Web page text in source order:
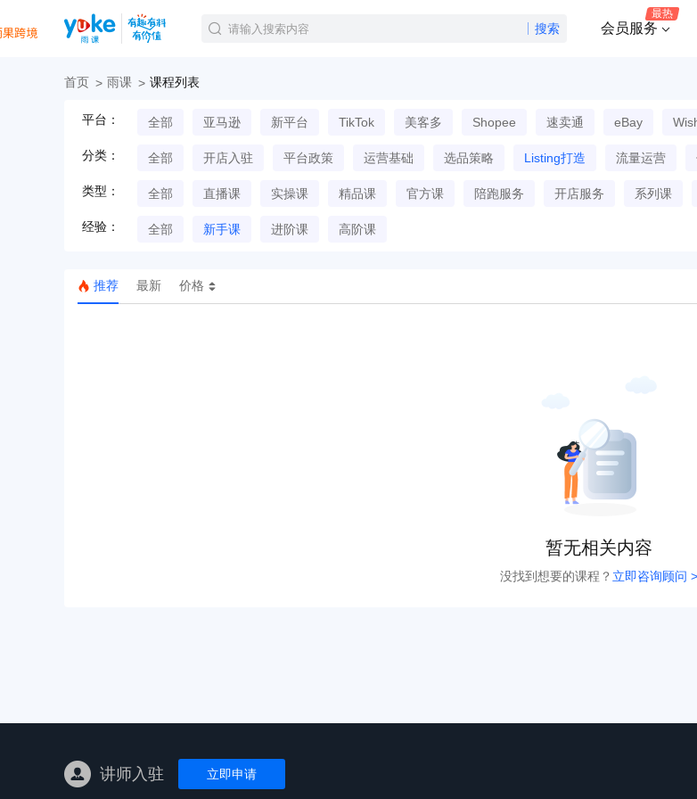
搜索 会员服务
最热
首页 雨课 课程列表
平台： 全部 亚马逊 新平台 TikTok 美客多 Shopee 速卖通 eBay
分类： 全部 开店入驻 平台政策 运营基础 选品策略 Listing打造 流量运营
类型： 全部 直播课 实操课 精品课 官方课 陪跑服务 开店服务 系列课
经验： 全部 新手课 进阶课 高阶课
推荐 最新 价格
暂无相关内容
没找到想要的课程？ 立即咨询顾问 >
讲师入驻 立即申请